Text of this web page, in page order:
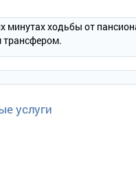
ходьбы от
трансфером.
услуги